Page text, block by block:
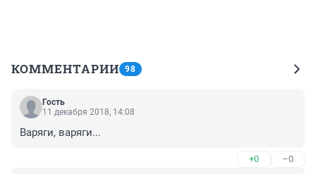
КОММЕНТАРИИ 98
Гость
11 декабря 2018, 14:08
Варяги, варяги...
+0 –0